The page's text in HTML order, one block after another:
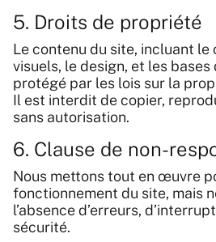
5. Droits de propriété
Le contenu du site, incluant le
visuels, le design, et les bases
protégé par les lois sur la
Il est interdit de copier,
sans autorisation.
6. Clause de non-
Nous mettons tout en œuvre
fonctionnement du site, mais
l’absence d’erreurs,
sécurité.